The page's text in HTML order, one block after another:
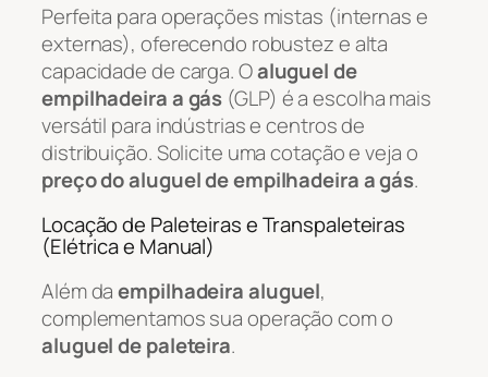
Perfeita para operações mistas (internas e
externas), oferecendo robustez e alta
capacidade de carga. Oaluguel de
empilhadeira a gás (GLP) é a escolha mais
versátil para indústrias e centros de
distribuição. Solicite uma cotação e veja o
preço do aluguel de empilhadeira a gás.
Locação de Paleteiras e Transpaleteiras
(Elétrica e Manual)
Além daempilhadeira aluguel,
complementamos sua operação com o
aluguel de paleteira.